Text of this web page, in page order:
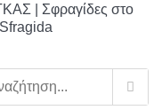
| Σφραγίδες στο